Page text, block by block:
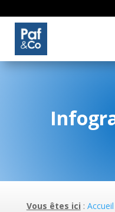
Vous êtes ici : Accueil